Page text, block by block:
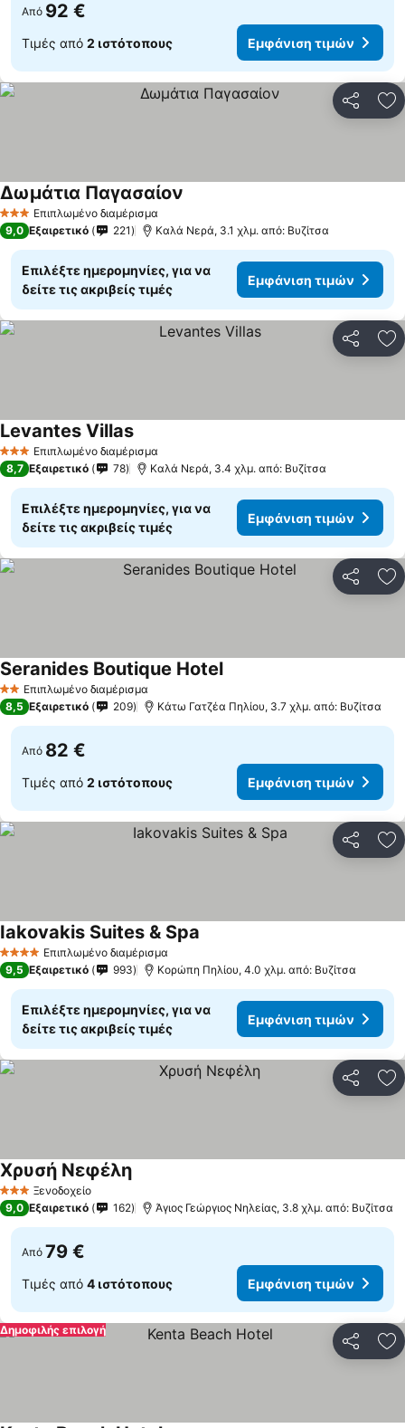
Από 92 €
Τιμές από 2 ιστότοπους Εμφάνιση τιμών
3 ΑστέριαΕπιπλωμένο διαμέρισμα
Δωμάτια Παγασαίον
9,0 Εξαιρετικό 221 Καλά Νερά, 3.1 χλμ. από: Βυζίτσα
Επιλέξτε ημερομηνίες, για να
δείτε τις ακριβείς τιμές
Εμφάνιση τιμών
3 ΑστέριαΕπιπλωμένο διαμέρισμα
Levantes Villas
8,7 Εξαιρετικό 78 Καλά Νερά, 3.4 χλμ. από: Βυζίτσα
Επιλέξτε ημερομηνίες, για να
δείτε τις ακριβείς τιμές
Εμφάνιση τιμών
2 ΑστέριαΕπιπλωμένο διαμέρισμα
Seranides Boutique Hotel
8,5 Εξαιρετικό 209 Κάτω Γατζέα Πηλίου, 3.7 χλμ. από: Βυζίτσα
Από 82 €
Τιμές από 2 ιστότοπους Εμφάνιση τιμών
4 ΑστέριαΕπιπλωμένο διαμέρισμα
Iakovakis Suites & Spa
9,5 Εξαιρετικό 993 Κορώπη Πηλίου, 4.0 χλμ. από: Βυζίτσα
Επιλέξτε ημερομηνίες, για να
δείτε τις ακριβείς τιμές
Εμφάνιση τιμών
3 ΑστέριαΞενοδοχείο
Χρυσή Νεφέλη
9,0 Εξαιρετικό 162 Άγιος Γεώργιος Νηλείας, 3.8 χλμ. από: Βυζίτσα
Από 79 €
Τιμές από 4 ιστότοπους Εμφάνιση τιμών
Δημοφιλής επιλογή